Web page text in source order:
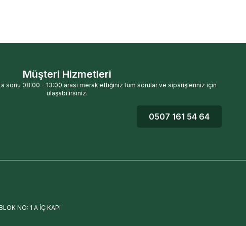
Müşteri Hizmetleri
sonu 08:00 - 13:00 arası merak ettiğiniz tüm sorular ve siparişleriniz için
ulaşabilirsiniz.
0507 161 54 64
NO: 1 A İÇ KAPI